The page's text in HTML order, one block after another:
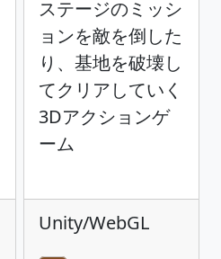
ステージのミッシ
ョンを敵を倒した
り、基地を破壊し
てクリアしていく
3Dアクションゲ
ーム
Unity/WebGL